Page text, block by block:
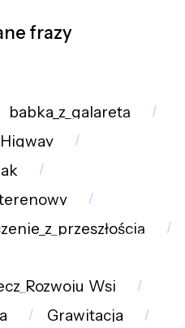
frazy
babka_z_galaretą
Grawitacja